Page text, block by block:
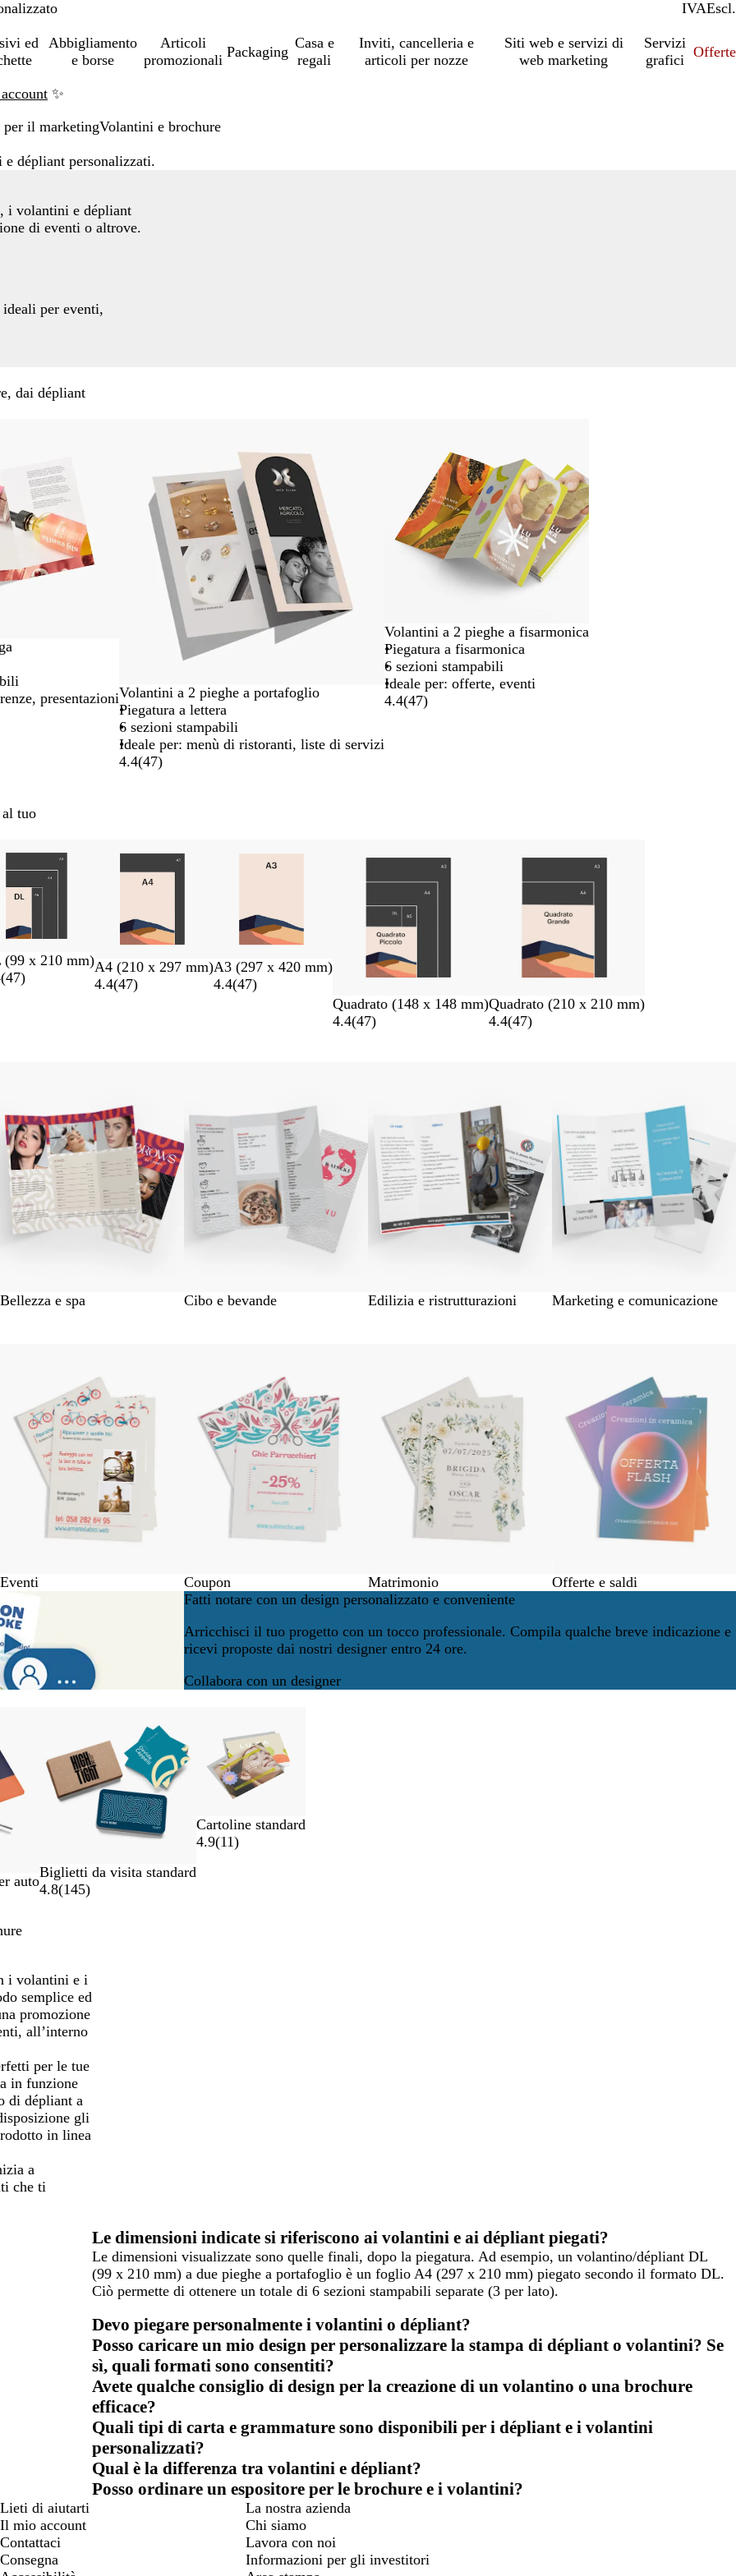
IVAIncl.
Escl.
ed
Abbigliamento
e borse
Articoli
promozionali
Packaging
Casa e
regali
Inviti, cancelleria e
articoli per nozze
Siti web e servizi di
web marketing
Servizi
grafici
Offerte
✨
per il marketingVolantini e brochure
dépliant personalizzati.
i volantini e dépliant
di eventi o altrove.
per eventi,
dai dépliant
presentazioniVolantini a 2 pieghe a portafoglio
Piegatura a lettera
6 sezioni stampabili
Ideale per: menù di ristoranti, liste di servizi
4.4(47)
Volantini a 2 pieghe a fisarmonica
Piegatura a fisarmonica
6 sezioni stampabili
Ideale per: offerte, eventi
4.4(47)
tuo
(99 x 210 mm)
(47)
A4 (210 x 297 mm)
4.4(47)
A3 (297 x 420 mm)
4.4(47)
Quadrato (148 x 148 mm)
4.4(47)
Quadrato (210 x 210 mm)
4.4(47)
Bellezza e spa Cibo e bevande Edilizia e ristrutturazioni Marketing e comunicazione
Eventi Coupon Matrimonio Offerte e saldi
Fatti notare con un design personalizzato e conveniente
Arricchisci il tuo progetto con un tocco professionale. Compila qualche breve indicazione e
ricevi proposte dai nostri designer entro 24 ore.
Collabora con un designer
auto
Biglietti da visita standard
4.8(145)
Cartoline standard
4.9(11)
i volantini e i
semplice ed
promozione
all’interno
per le tue
in funzione
di dépliant a
gli
in linea
a
che ti
Le dimensioni indicate si riferiscono ai volantini e ai dépliant piegati?
Le dimensioni visualizzate sono quelle finali, dopo la piegatura. Ad esempio, un volantino/dépliant DL
(99 x 210 mm) a due pieghe a portafoglio è un foglio A4 (297 x 210 mm) piegato secondo il formato DL.
Ciò permette di ottenere un totale di 6 sezioni stampabili separate (3 per lato).
Devo piegare personalmente i volantini o dépliant?
Posso caricare un mio design per personalizzare la stampa di dépliant o volantini? Se
sì, quali formati sono consentiti?
Avete qualche consiglio di design per la creazione di un volantino o una brochure
efficace?
Quali tipi di carta e grammature sono disponibili per i dépliant e i volantini
personalizzati?
Qual è la differenza tra volantini e dépliant?
Posso ordinare un espositore per le brochure e i volantini?
Lieti di aiutarti
Il mio account
Contattaci
Consegna
La nostra azienda
Chi siamo
Lavora con noi
Informazioni per gli investitori